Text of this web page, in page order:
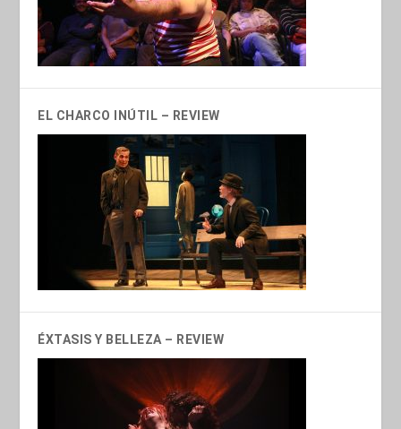
EL CHARCO INÚTIL – REVIEW
ÉXTASIS Y BELLEZA – REVIEW